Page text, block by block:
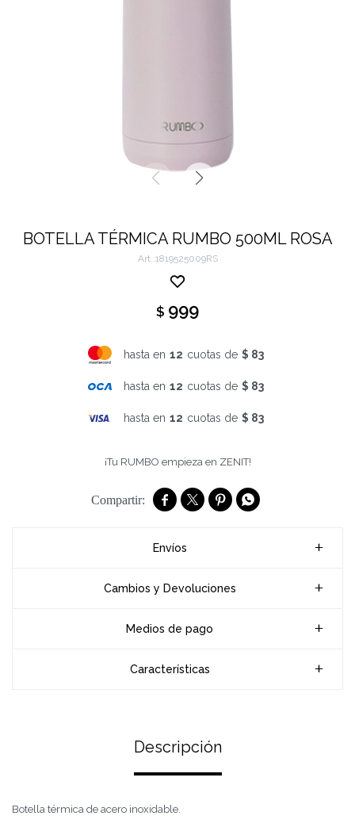
BOTELLA TÉRMICA RUMBO 500ML ROSA
1819525009RS
$ 999
hasta en 12 cuotas de $ 83
hasta en 12 cuotas de $ 83
hasta en 12 cuotas de $ 83
¡Tu RUMBO empieza en ZENIT!
   
Envíos
Cambios y Devoluciones
Medios de pago
Características
Descripción
Botella térmica de acero inoxidable.